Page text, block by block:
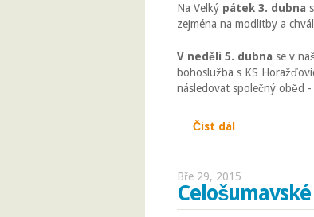
Na Velký pátek 3. dubna
zejména na modlitby a
V neděli 5. dubna se v
bohoslužba s KS
následovat společný oběd
Číst dál
Bře 29, 2015